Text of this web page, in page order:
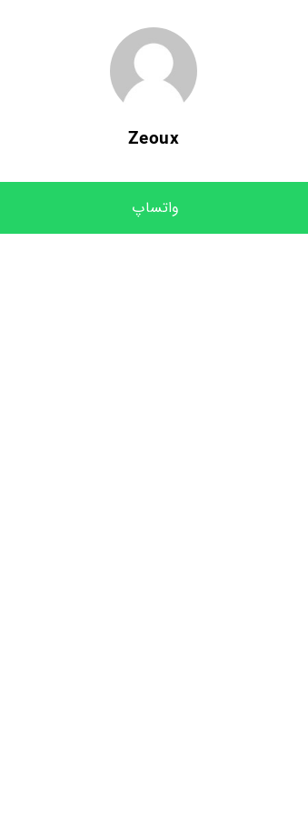
Zeoux
واتساپ